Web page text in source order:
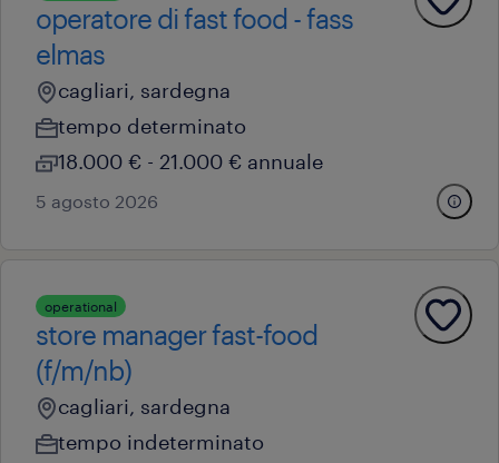
operatore di fast food - fass
elmas
cagliari, sardegna
tempo determinato
18.000 € - 21.000 € annuale
5 agosto 2026
operational
store manager fast-food
(f/m/nb)
cagliari, sardegna
tempo indeterminato